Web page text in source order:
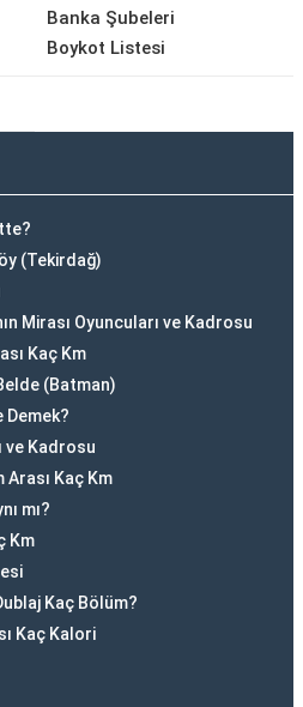
Banka Şubeleri
Boykot Listesi
(Tekirdağ)
Mirası Oyuncuları ve Kadrosu
Kaç Km
(Batman)
Demek?
ve Kadrosu
Kaç Km
mı?
Km
Kaç Bölüm?
Kaç Kalori